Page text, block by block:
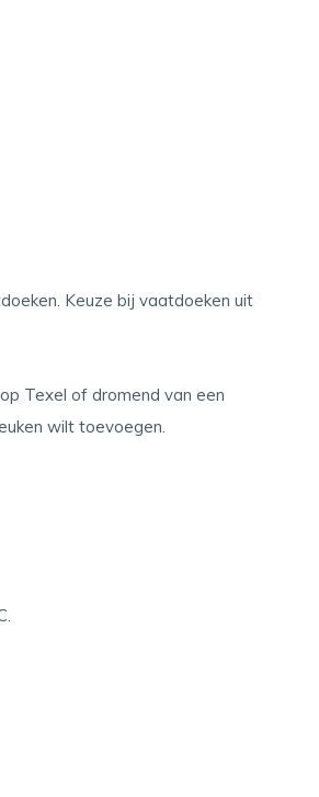
Keuze bij vaatdoeken uit
Texel of dromend van een
wilt toevoegen.